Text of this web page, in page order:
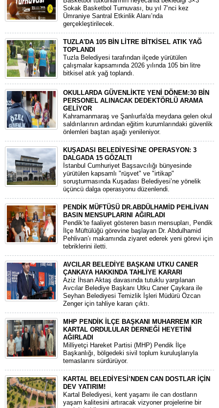
Sokak Basketbol Turnuvası, bu yıl 7’nci kez
Ümraniye Santral Etkinlik Alanı’nda
gerçekleştirilecek.
TUZLA'DA 105 BİN LİTRE BİTKİSEL ATIK YAĞ
TOPLANDI
Tuzla Belediyesi tarafından ilçede yürütülen
çalışmalar kapsamında 2026 yılında 105 bin litre
bitkisel atık yağ toplandı.
OKULLARDA GÜVENLİKTE YENİ DÖNEM:30 BİN
PERSONEL ALINACAK DEDEKTÖRLÜ ARAMA
GELİYOR
​Kahramanmaraş ve Şanlıurfa'da meydana gelen okul
saldırılarının ardından eğitim kurumlarındaki güvenlik
önlemleri baştan aşağı yenileniyor.
KUŞADASI BELEDİYESİ'NE OPERASYON: 3
DALGADA 15 GÖZALTI
​İstanbul Cumhuriyet Başsavcılığı bünyesinde
yürütülen kapsamlı "rüşvet" ve "irtikap"
soruşturmasında Kuşadası Belediyesi’ne yönelik
üçüncü dalga operasyonu düzenlendi.
PENDİK MÜFTÜSÜ DR.ABDÜLHAMİD PEHLİVAN
BASIN MENSUPLARINI AĞIRLADI
​Pendik’te faaliyet gösteren basın mensupları, Pendik
İlçe Müftülüğü görevine başlayan Dr. Abdulhamid
Pehlivan’ı makamında ziyaret ederek yeni görevi için
tebriklerini iletti.
AVCILAR BELEDİYE BAŞKANI UTKU CANER
ÇANKAYA HAKKINDA TAHLİYE KARARI
​Aziz İhsan Aktaş davasında tutuklu yargılanan
Avcılar Belediye Başkanı Utku Caner Çaykara ile
Seyhan Belediyesi Temizlik İşleri Müdürü Özcan
Zenger için tahliye kararı çıktı.
MHP PENDİK İLÇE BAŞKANI MUHARREM KIR
KARTAL ORDULULAR DERNEĞİ HEYETİNİ
AĞIRLADI
​Milliyetçi Hareket Partisi (MHP) Pendik İlçe
Başkanlığı, bölgedeki sivil toplum kuruluşlarıyla
temaslarını sürdürüyor.
KARTAL BELEDİYESİ’NDEN CAN DOSTLAR İÇİN
DEV YATIRIM!
Kartal Belediyesi, kent yaşamı ile can dostların
yaşam kalitesini artıracak vizyoner projelerine bir